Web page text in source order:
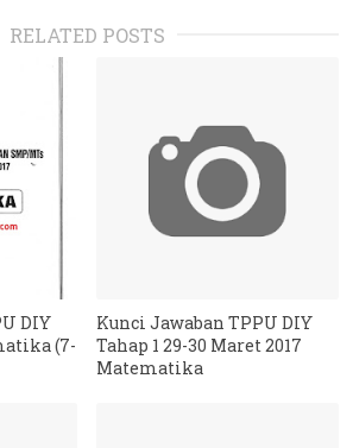
RELATED POSTS
DIY
(7-
Kunci Jawaban TPPU DIY
Tahap 1 29-30 Maret 2017
Matematika